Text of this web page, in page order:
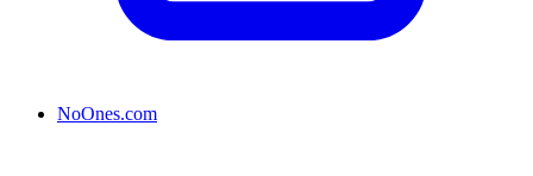
NoOnes.com